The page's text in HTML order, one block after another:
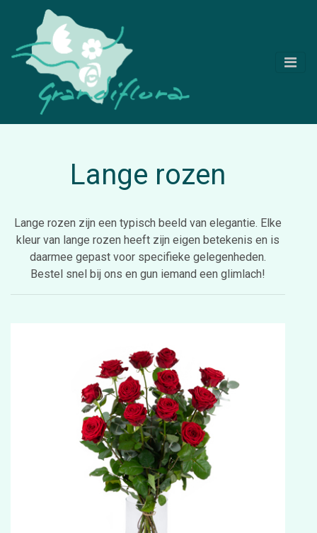
Lange rozen
Lange rozen zijn een typisch beeld van elegantie. Elke
kleur van lange rozen heeft zijn eigen betekenis en is
daarmee gepast voor specifieke gelegenheden.
Bestel snel bij ons en gun iemand een glimlach!